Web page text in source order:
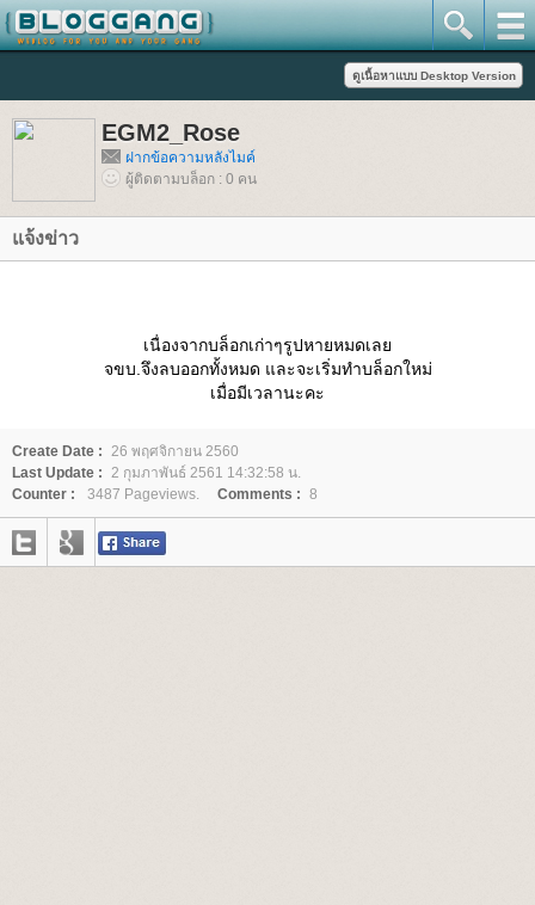
EGM2_Rose
ฝากข้อความหลังไมค์
ผู้ติดตามบล็อก : 0 คน
จ้งข่าว
เนื่องจากบล็อกเก่าๆรูปหายหมดเล
จขบ.จึงลบออกทั้งหมด และจะเริ่มทำบล็อกใหม่
เมื่อมีเวลานะคะ
Create Date : 26 พฤศจิกายน 2560
Last Update : 2 กุมภาพันธ์ 2561 14:32:58 น.
Counter :
3487 Pageviews. Comments : 8